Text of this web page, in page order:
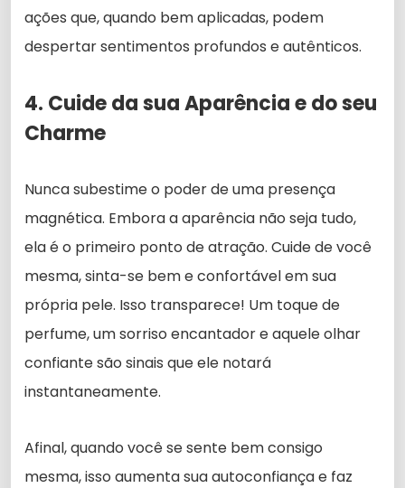
ações que, quando bem aplicadas, podem
despertar sentimentos profundos e autênticos.
4. Cuide da sua Aparência e do seu
Charme
Nunca subestime o poder de uma presença
magnética. Embora a aparência não seja tudo,
ela é o primeiro ponto de atração. Cuide de você
mesma, sinta-se bem e confortável em sua
própria pele. Isso transparece! Um toque de
perfume, um sorriso encantador e aquele olhar
confiante são sinais que ele notará
instantaneamente.
Afinal, quando você se sente bem consigo
mesma, isso aumenta sua autoconfiança e faz